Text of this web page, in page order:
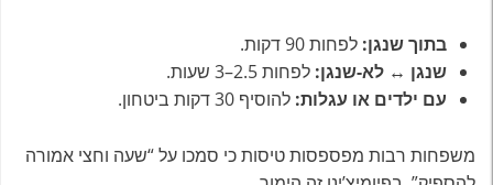
בתוך שנגן: לפחות 90 דקות.
שנגן ↔ לא-שנגן: לפחות 2.5–3 שעות.
עם ילדים או עגלות: להוסיף 30 דקות ביטחון.
משפחות רבות מפספסות טיסות כי סמכו על “שעה וחצי אמורה